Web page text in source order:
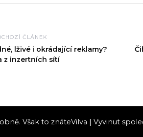
ČLÁNEK
lživé i okrádající reklamy?
z inzertních sítí
Však to znáteVilva | Vyvinut